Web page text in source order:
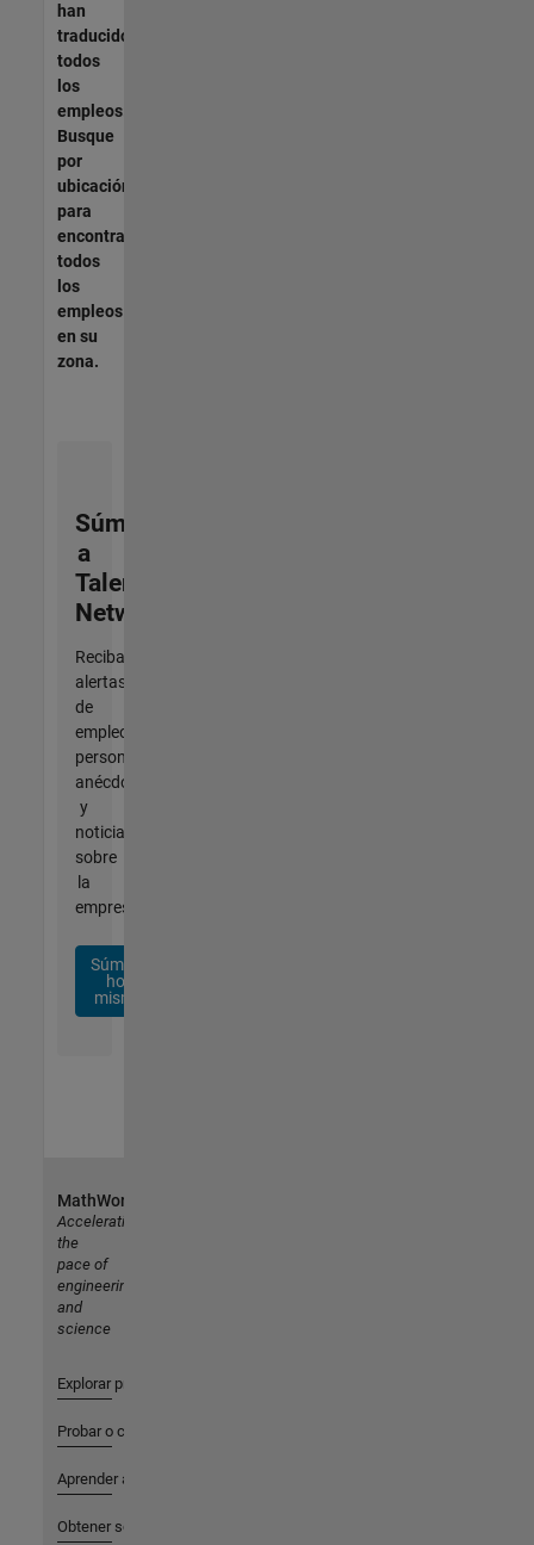
han
traducido
todos
los
empleos.
Busque
por
ubicación
para
encontrar
todos
los
empleos
en su
zona.
Súmese
a
Talent
Network
Reciba
alertas
de
empleo
personalizadas,
anécdotas
y
noticias
sobre
la
empresa.
Súmese
hoy
mismo
MathWorks
Accelerating
the
pace of
engineering
and
science
Explorar productos
Probar o comprar
Aprender a utilizar
Obtener soporte